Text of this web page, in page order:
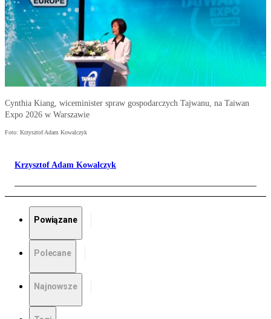
Cynthia Kiang, wiceminister spraw gospodarczych Tajwanu, na Taiwan
Expo 2026 w Warszawie
Foto: Krzysztof Adam Kowalczyk
Krzysztof Adam Kowalczyk
Powiązane
Polecane
Najnowsze